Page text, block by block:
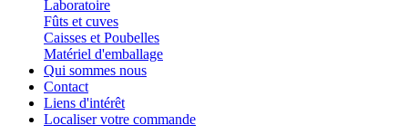
Laboratoire
Fûts et cuves
Caisses et Poubelles
Matériel d'emballage
Qui sommes nous
Contact
Liens d'intérêt
Localiser votre commande